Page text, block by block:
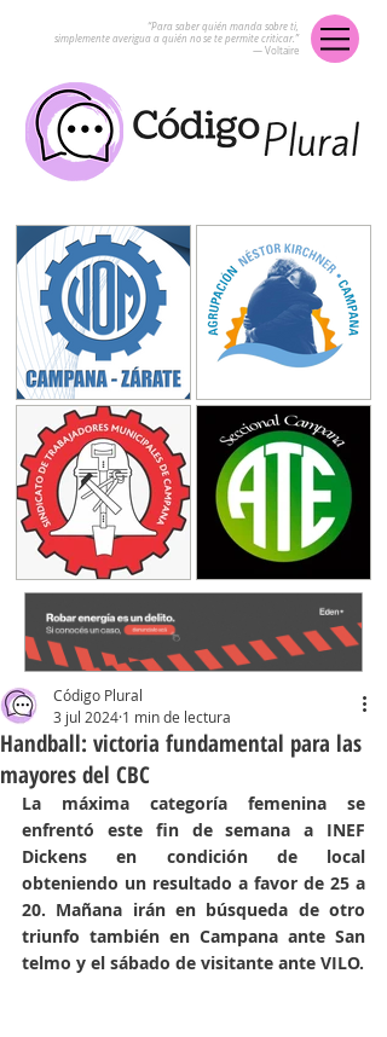
“Para saber quién manda sobre ti,
simplemente averigua a quién no se te permite criticar.”
― Voltaire
Handball: victoria fundamental para las
mayores del CBC
Código Plural
3 jul 2024 1 min de lectura
La máxima categoría femenina se
enfrentó este fin de semana a INEF
Dickens en condición de local
obteniendo un resultado a favor de 25 a
20. Mañana irán en búsqueda de otro
triunfo también en Campana ante San